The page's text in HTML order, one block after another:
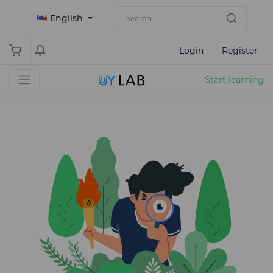
English
Login Register
Start learning